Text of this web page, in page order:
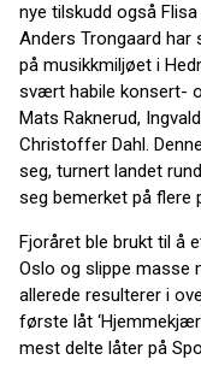
nye tilskudd også
Anders Trongaard har
på musikkmiljøet i
svært habile konsert-
Mats Raknerud,
Christoffer Dahl.
seg, turnert landet
seg bemerket på flere
Fjoråret ble brukt til å
Oslo og slippe masse
allerede resulterer i
første låt
mest delte låter på